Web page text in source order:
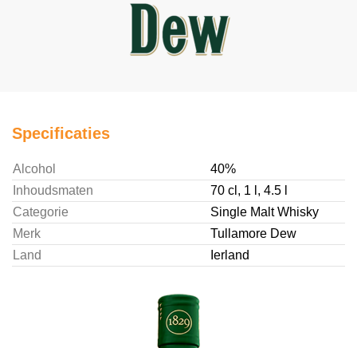
Specificaties
Alcohol
40%
Inhoudsmaten
70 cl, 1 l, 4.5 l
Categorie
Single Malt Whisky
Merk
Tullamore Dew
Land
Ierland